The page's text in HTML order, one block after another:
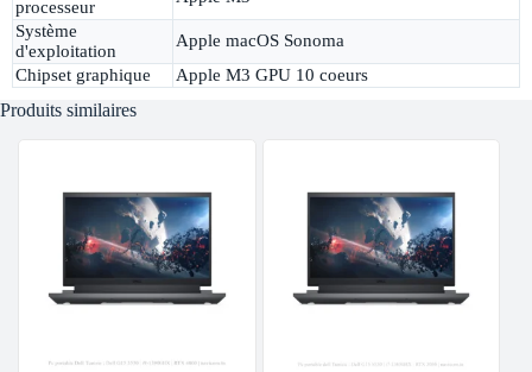
processeur
Système
d'exploitation
Apple macOS Sonoma
Chipset graphique
Apple M3 GPU 10 coeurs
Produits similaires